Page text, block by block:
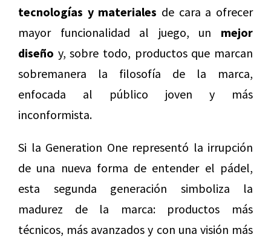
tecnologías y materiales de cara a ofrecer
mayor funcionalidad al juego, un mejor
diseño y, sobre todo, productos que marcan
sobremanera la filosofía de la marca,
enfocada al público joven y más
inconformista.
Si la Generation One representó la irrupción
de una nueva forma de entender el pádel,
esta segunda generación simboliza la
madurez de la marca: productos más
técnicos, más avanzados y con una visión más